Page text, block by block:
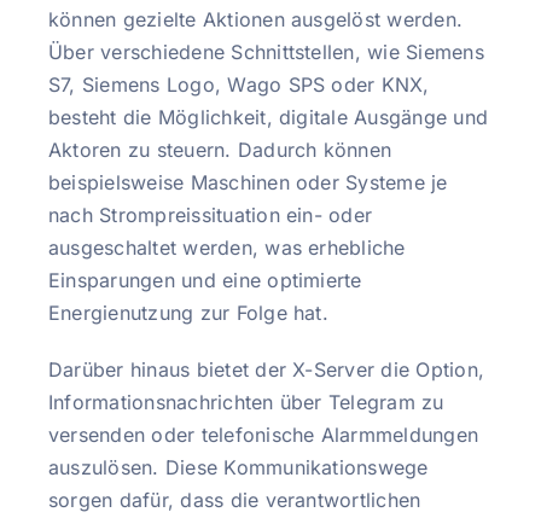
können gezielte Aktionen ausgelöst werden.
Über verschiedene Schnittstellen, wie Siemens
S7, Siemens Logo, Wago SPS oder KNX,
besteht die Möglichkeit, digitale Ausgänge und
Aktoren zu steuern. Dadurch können
beispielsweise Maschinen oder Systeme je
nach Strompreissituation ein- oder
ausgeschaltet werden, was erhebliche
Einsparungen und eine optimierte
Energienutzung zur Folge hat.
Darüber hinaus bietet der X-Server die Option,
Informationsnachrichten über Telegram zu
versenden oder telefonische Alarmmeldungen
auszulösen. Diese Kommunikationswege
sorgen dafür, dass die verantwortlichen